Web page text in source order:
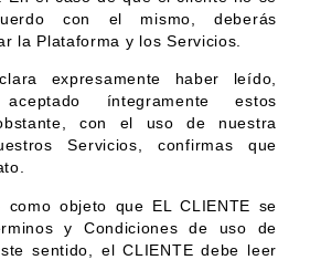
con el mismo, deberás
la Plataforma y los Servicios.
expresamente haber leído,
íntegramente estos
con el uso de nuestra
Servicios, confirmas que
como objeto que EL CLIENTE se
y Condiciones de uso de
sentido, el CLIENTE debe leer